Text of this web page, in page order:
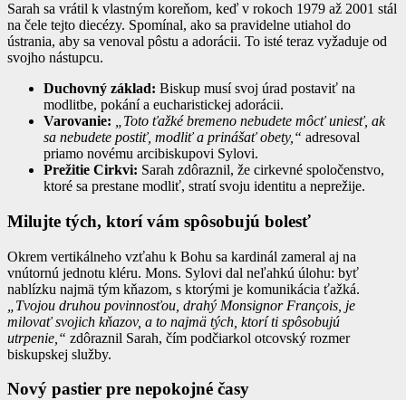
Sarah sa vrátil k vlastným koreňom, keď v rokoch 1979 až 2001 stál
na čele tejto diecézy. Spomínal, ako sa pravidelne utiahol do
ústrania, aby sa venoval pôstu a adorácii. To isté teraz vyžaduje od
svojho nástupcu.
Duchovný základ: Biskup musí svoj úrad postaviť na
modlitbe, pokání a eucharistickej adorácii.
Varovanie:
„Toto ťažké bremeno nebudete môcť uniesť, ak
sa nebudete postiť, modliť a prinášať obety,“ adresoval
priamo novému arcibiskupovi Sylovi.
Prežitie Cirkvi: Sarah zdôraznil, že cirkevné spoločenstvo,
ktoré sa prestane modliť, stratí svoju identitu a neprežije.
Milujte tých, ktorí vám spôsobujú bolesť
Okrem vertikálneho vzťahu k Bohu sa kardinál zameral aj na
vnútornú jednotu kléru. Mons. Sylovi dal neľahkú úlohu: byť
nablízku najmä tým kňazom, s ktorými je komunikácia ťažká.
„Tvojou druhou povinnosťou, drahý Monsignor François, je
milovať svojich kňazov, a to najmä tých, ktorí ti spôsobujú
utrpenie,“ zdôraznil Sarah, čím podčiarkol otcovský rozmer
biskupskej služby.
Nový pastier pre nepokojné časy